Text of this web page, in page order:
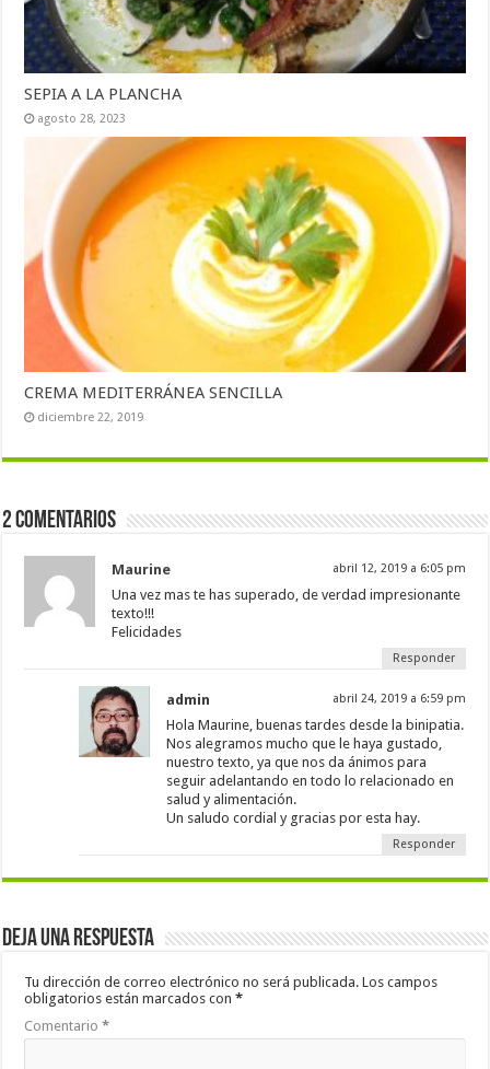
SEPIA A LA PLANCHA
agosto 28, 2023
CREMA MEDITERRÁNEA SENCILLA
diciembre 22, 2019
2 comentarios
Maurine abril 12, 2019 a 6:05 pm
Una vez mas te has superado, de verdad impresionante
texto!!!
Felicidades
Responder
admin abril 24, 2019 a 6:59 pm
Hola Maurine, buenas tardes desde la binipatia.
Nos alegramos mucho que le haya gustado,
nuestro texto, ya que nos da ánimos para
seguir adelantando en todo lo relacionado en
salud y alimentación.
Un saludo cordial y gracias por esta hay.
Responder
Deja una respuesta
Tu dirección de correo electrónico no será publicada. Los campos
obligatorios están marcados con*
Comentario*